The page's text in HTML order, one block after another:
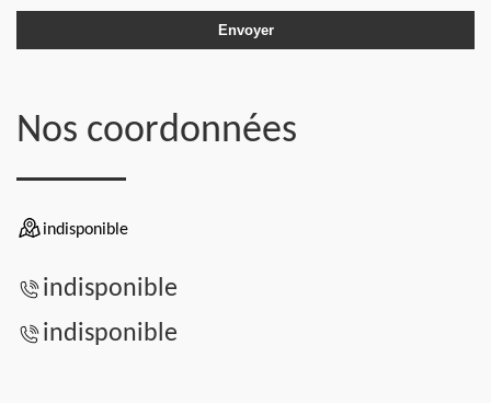
Nos coordonnées
indisponible
indisponible
indisponible